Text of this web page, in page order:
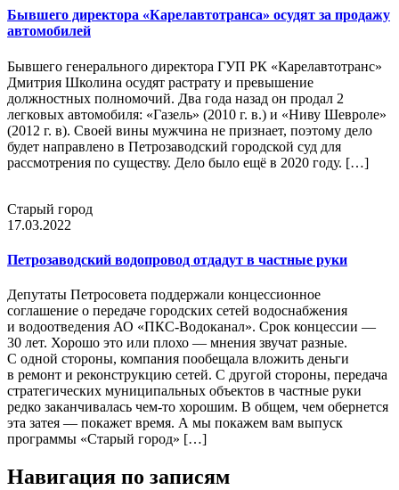
Бывшего директора «Карелавтотранса» осудят за продажу
автомобилей
Бывшего генерального директора ГУП РК «Карелавтотранс»
Дмитрия Школина осудят растрату и превышение
должностных полномочий. Два года назад он продал 2
легковых автомобиля: «Газель» (2010 г. в.) и «Ниву Шевроле»
(2012 г. в). Своей вины мужчина не признает, поэтому дело
будет направлено в Петрозаводский городской суд для
рассмотрения по существу. Дело было ещё в 2020 году. […]
Старый город
17.03.2022
Петрозаводский водопровод отдадут в частные руки
Депутаты Петросовета поддержали концессионное
соглашение о передаче городских сетей водоснабжения
и водоотведения АО «ПКС-Водоканал». Срок концессии —
30 лет. Хорошо это или плохо — мнения звучат разные.
С одной стороны, компания пообещала вложить деньги
в ремонт и реконструкцию сетей. С другой стороны, передача
стратегических муниципальных объектов в частные руки
редко заканчивалась чем-то хорошим. В общем, чем обернется
эта затея — покажет время. А мы покажем вам выпуск
программы «Старый город» […]
Навигация по записям